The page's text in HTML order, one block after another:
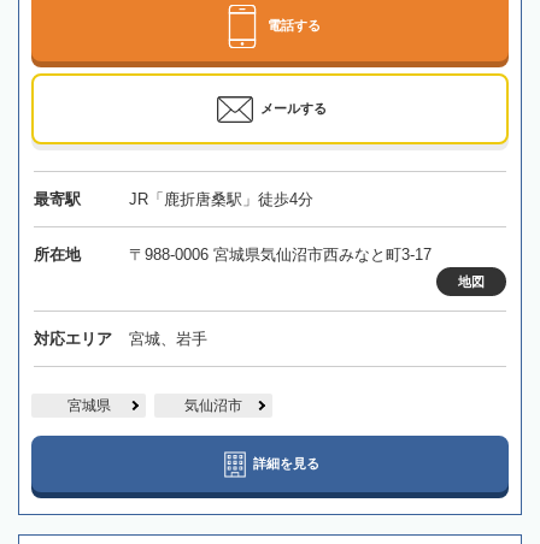
電話する
メールする
最寄駅 JR「鹿折唐桑駅」徒歩4分
所在地 〒988-0006 宮城県気仙沼市西みなと町3-17
地図
対応エリア 宮城、岩手
宮城県 気仙沼市
詳細を見る